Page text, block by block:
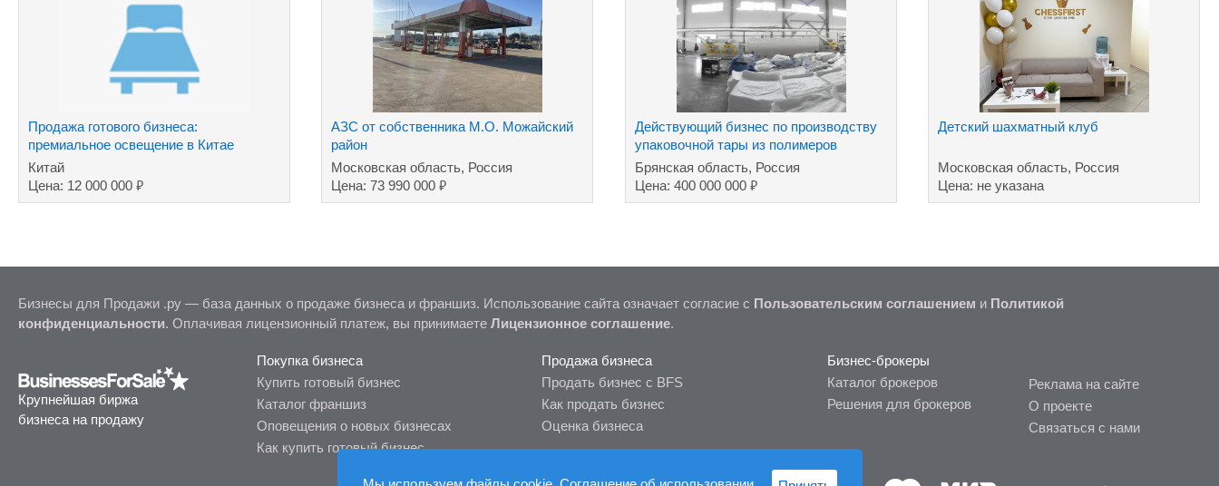
Продажа готового бизнеса:
премиальное освещение в Китае
Китай
Цена: 12 000 000 ₽
АЗС от собственника М.О. Можайский
район
Московская область, Россия
Цена: 73 990 000₽
Действующий бизнес по производству
упаковочной тары из полимеров
Брянская область, Россия
Цена: 400 000 000 ₽
Детский шахматный клуб
Московская область, Россия
Цена: не указана
Бизнесы для Продажи .ру — база данных о продаже бизнеса и франшиз. Использование сайта означает согласие с Пользовательским соглашением и Политикой
конфиденциальности. Оплачивая лицензионный платеж, вы принимаете Лицензионное соглашение.
Крупнейшая биржа
бизнеса на продажу
Покупка бизнеса
Купить готовый бизнес
Каталог франшиз
Оповещения о новых бизнесах
Как купить готовый бизнес
Продажа бизнеса
Продать бизнес с BFS
Как продать бизнес
Оценка бизнеса
Бизнес-брокеры
Каталог брокеров
Решения для брокеров
Реклама на сайте
О проекте
Связаться с нами